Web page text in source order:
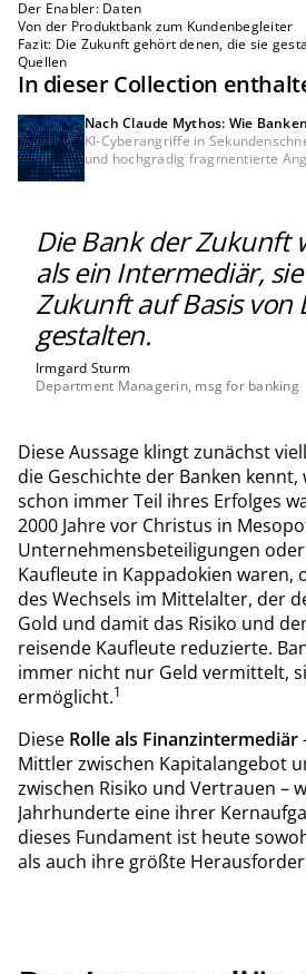
Der Enabler: Daten
Von der Produktbank zum Kundenbegleiter
Fazit: Die Zukunft gehört denen, die sie
Quellen
In dieser Collection
Nach Claude Mythos: Wie
sicherstellen können
KI-Cyberangriffe in
und hochgradig fragmentierte
überhaupt noch wirksam sind.
Die Bank der Zukunft
als ein Intermediär,
Zukunft auf Basis von
gestalten.
Irmgard Sturm
Department Managerin, msg for banking
Diese Aussage klingt zunächst
die Geschichte der Banken
schon immer Teil ihres Erfolges
2000 Jahre vor Christus in
Unternehmensbeteiligungen
Kaufleute in Kappadokien waren,
des Wechsels im Mittelalter, der
Gold und damit das Risiko und
reisende Kaufleute reduzierte.
immer nicht nur Geld vermittelt,
ermöglicht.1
Diese Rolle als Finanzintermediär
Mittler zwischen Kapitalangebot
zwischen Risiko und Vertrauen –
Jahrhunderte eine ihrer
dieses Fundament ist heute
als auch ihre größte